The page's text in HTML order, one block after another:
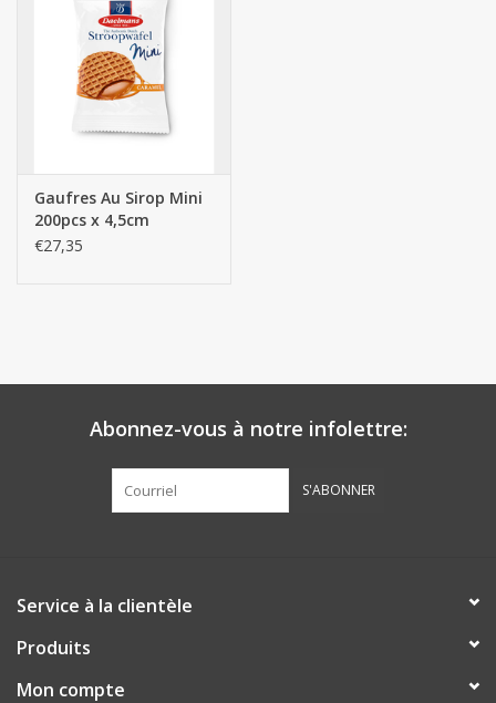
Gaufres Au Sirop Mini
200pcs x 4,5cm
€27,35
Abonnez-vous à notre infolettre:
S'ABONNER
Service à la clientèle
Produits
Mon compte